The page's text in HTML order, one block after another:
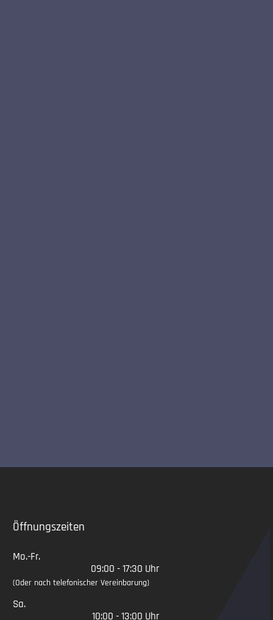
Öffnungszeiten
Mo.-Fr.
09:00 - 17:30 Uhr
(Oder nach telefonischer Vereinbarung)
Sa.
10:00 - 13:00 Uhr